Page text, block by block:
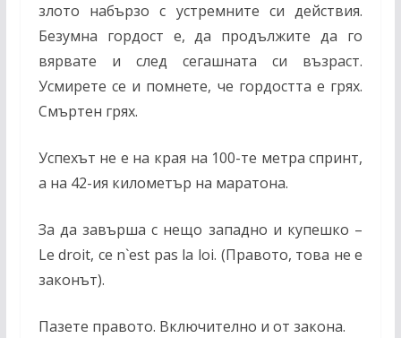
злото набързо с устремните си действия.
Безумна гордост е, да продължите да го
вярвате и след сегашната си възраст.
Усмирете се и помнете, че гордостта е грях.
Смъртен грях.
Успехът не е на края на 100-те метра спринт,
а на 42-ия километър на маратона.
За да завърша с нещо западно и купешко –
Le droit, ce n`est pas la loi. (Правото, това не е
законът).
Пазете правото. Включително и от закона.